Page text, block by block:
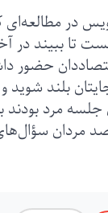
تا ببیند در
حضور
بلند